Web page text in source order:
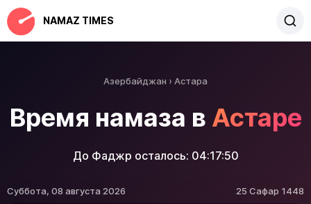
NAMAZ TIMES
Азербайджан Астара
Время намаза в Астаре
До Фаджр осталось: 04:17:50
Суббота, 08 августа 2026 25 Сафар 1448